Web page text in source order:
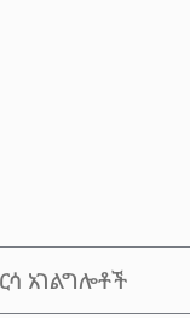
አገልግሎቶች